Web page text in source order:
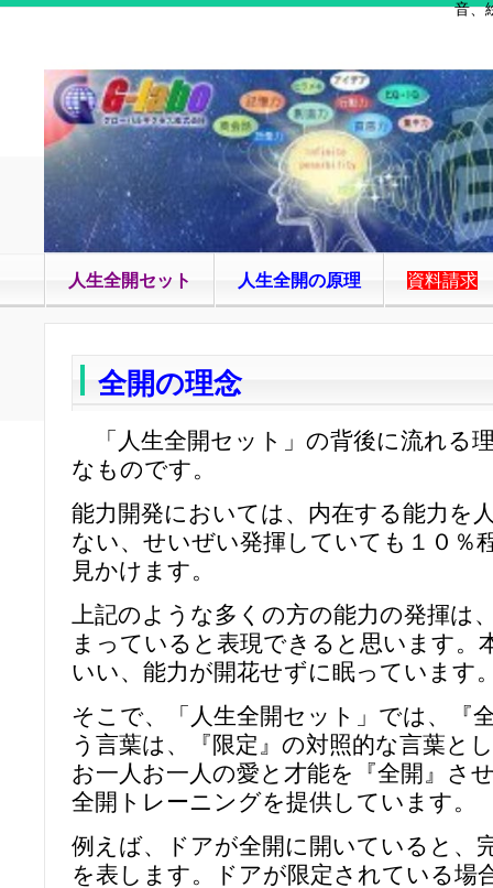
音、
人生全開セット 人生全開の原理 資料請求
全開の理念
「人生全開セット」の背後に流れる
なものです。
能力開発においては、内在する能力を
ない、せいぜい発揮していても１０％
見かけます。
上記のような多くの方の能力の発揮は
まっていると表現できると思います。
いい、能力が開花せずに眠っています
そこで、「人生全開セット」では、『
う言葉は、『限定』の対照的な言葉と
お一人お一人の愛と才能を『全開』さ
全開トレーニングを提供しています。
例えば、ドアが全開に開いていると、
を表します。ドアが限定されている場